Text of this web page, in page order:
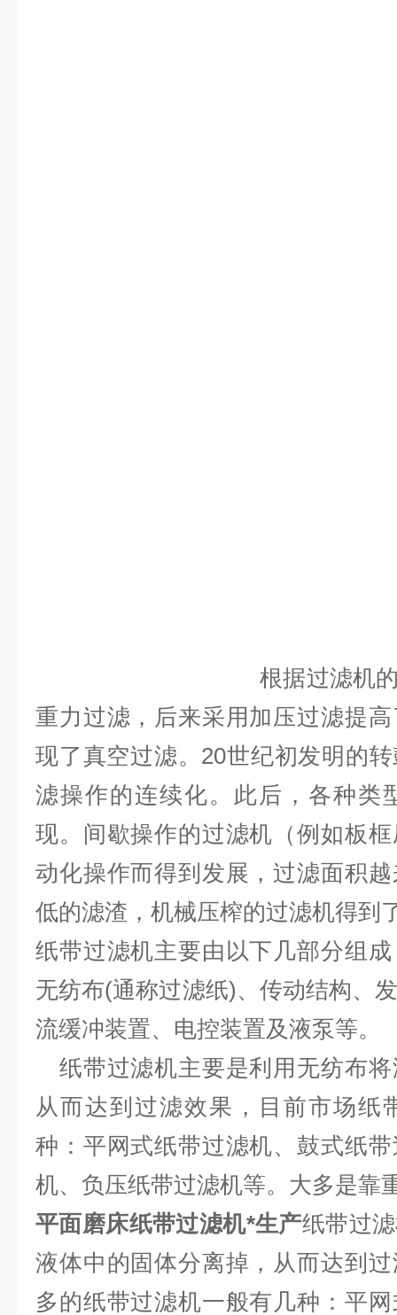
根据过滤机
重力过滤，后来采用加压过滤提
现了真空过滤。20世纪初发明的
滤操作的连续化。此后，各种类
现。间歇操作的过滤机（例如板
动化操作而得到发展，过滤面积
低的滤渣，机械压榨的过滤机得到
纸带过滤机主要由以下几部分组
无纺布(通称过滤纸)、传动结构、
流缓冲装置、电控装置及液泵等。
纸带过滤机主要是利用无纺布
从而达到过滤效果，目前市场纸
种：平网式纸带过滤机、鼓式纸
机、负压纸带过滤机等。大多是靠
平面磨床纸带过滤机*生产纸带过
液体中的固体分离掉，从而达到
多的纸带过滤机一般有几种：平